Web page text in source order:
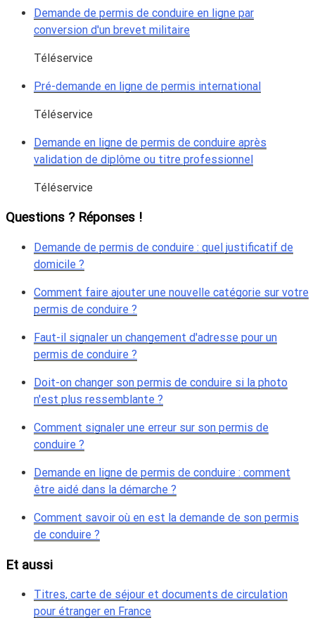
Demande de permis de conduire en ligne par
conversion d'un brevet militaire
Téléservice
Pré-demande en ligne de permis international
Téléservice
Demande en ligne de permis de conduire après
validation de diplôme ou titre professionnel
Téléservice
Questions ? Réponses !
Demande de permis de conduire : quel justificatif de
domicile ?
Comment faire ajouter une nouvelle catégorie sur votre
permis de conduire ?
Faut-il signaler un changement d'adresse pour un
permis de conduire ?
Doit-on changer son permis de conduire si la photo
n'est plus ressemblante ?
Comment signaler une erreur sur son permis de
conduire ?
Demande en ligne de permis de conduire : comment
être aidé dans la démarche ?
Comment savoir où en est la demande de son permis
de conduire ?
Et aussi
Titres, carte de séjour et documents de circulation
pour étranger en France